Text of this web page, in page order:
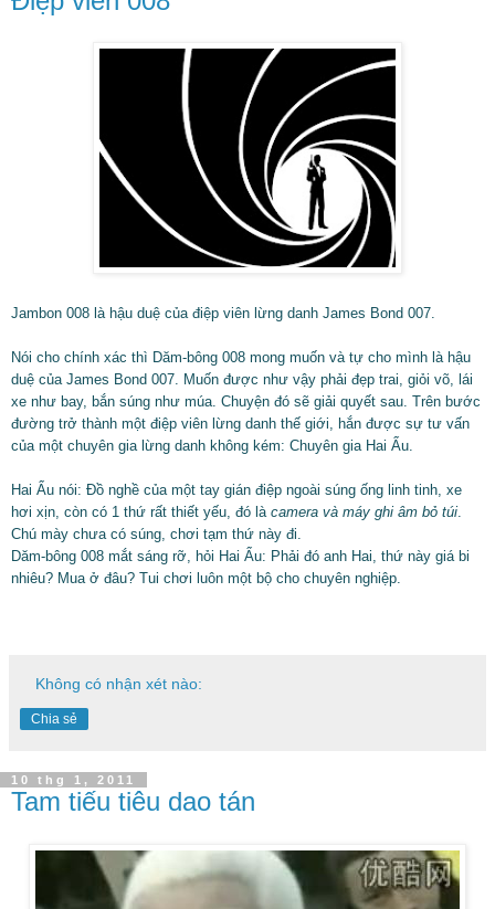
Jambon 008 là hậu duệ của điệp viên lừng danh James Bond 007.
Nói cho chính xác thì Dăm-bông 008 mong muốn và tự cho mình là hậu
duệ của James Bond 007. Muốn được như vậy phải đẹp trai, giỏi võ, lái
xe như bay, bắn súng như múa. Chuyện đó sẽ giải quyết sau. Trên bước
đường trở thành một điệp viên lừng danh thế giới, hắn được sự tư vấn
của một chuyên gia lừng danh không kém: Chuyên gia Hai Ẩu.
Hai Ẩu nói: Đồ nghề của một tay gián điệp ngoài súng ống linh tinh, xe
hơi xịn, còn có 1 thứ rất thiết yếu, đó là camera và máy ghi âm bỏ túi.
Chú mày chưa có súng, chơi tạm thứ này đi.
Dăm-bông 008 mắt sáng rỡ, hỏi Hai Ẩu: Phải đó anh Hai, thứ này giá bi
nhiêu? Mua ở đâu? Tui chơi luôn một bộ cho chuyên nghiệp.
Không có nhận xét nào:
Chia sẻ
10 thg 1, 2011
Tam tiếu tiêu dao tán